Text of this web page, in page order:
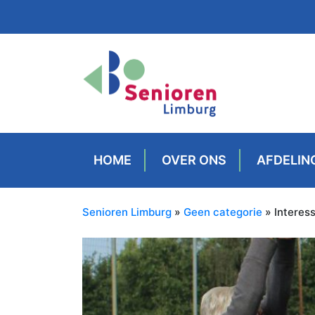
HOME OVER ONS
Senioren Limburg » Geen categorie »